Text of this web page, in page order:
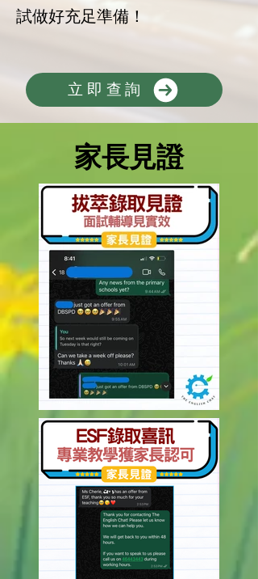
試做好充足準備！
立即查詢
家長見證